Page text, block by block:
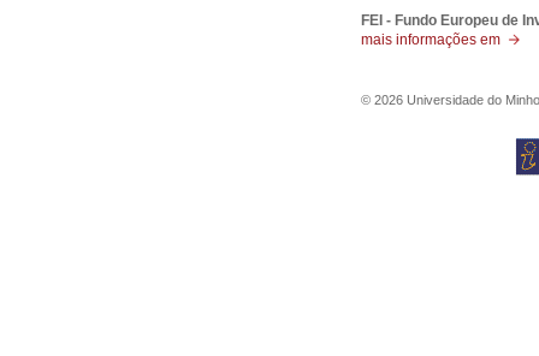
FEI - Fundo Europeu de
mais informações em
© 2026 Universidade do Minho